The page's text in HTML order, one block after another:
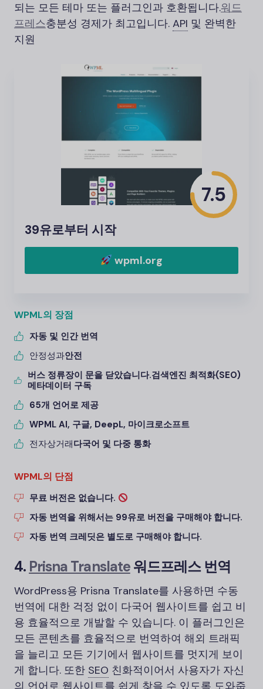
되는 모든 테마 또는 플러그인과 호환됩니다.워드
프레스충분성 경제가 최고입니다. API 및 완벽한
지원
7.5
39유로부터 시작
wpml.org
WPML의 장점
자동 및 인간 번역
안정성과안전
버스 정류장이 문을 닫았습니다.검색엔진 최적화(SEO)
메타데이터 구독
65개 언어로 제공
WPML AI, 구글, DeepL, 마이크로소프트
전자상거래다국어 및 다중 통화
WPML의 단점
무료 버전은 없습니다.
자동 번역을 위해서는 99유로 버전을 구매해야 합니다.
자동 번역 크레딧은 별도로 구매해야 합니다.
4. Prisna Translate워드프레스 번역
WordPress용 Prisna Translate를 사용하면 수동
번역에 대한 걱정 없이 다국어 웹사이트를 쉽고 비
용 효율적으로 개발할 수 있습니다. 이 플러그인은
모든 콘텐츠를 효율적으로 번역하여 해외 트래픽
을 늘리고 모든 기기에서 웹사이트를 멋지게 보이
게 합니다. 또한 SEO 친화적이어서 사용자가 자신
의 언어로 웹사이트를 쉽게 찾을 수 있도록 도와줍